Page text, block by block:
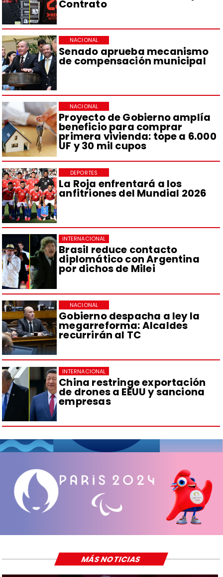
Contrato
Senado aprueba mecanismo
de compensación municipal
NACIONAL
Proyecto de Gobierno amplía
beneficio para comprar
primera vivienda: tope a 6.000
UF y 30 mil cupos
NACIONAL
La Roja enfrentará a los
anfitriones del Mundial 2026
DEPORTES
Brasil reduce contacto
diplomático con Argentina
por dichos de Milei
INTERNACIONAL
Gobierno despacha a ley la
megarreforma: Alcaldes
recurrirán al TC
NACIONAL
China restringe exportación
de drones a EEUU y sanciona
empresas
INTERNACIONAL
MÁS NOTICIAS